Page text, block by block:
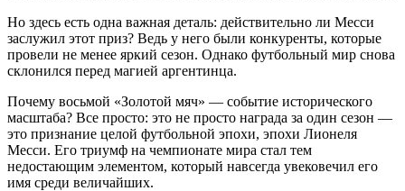
Но здесь есть одна важная деталь: действительно ли Месси
заслужил этот приз? Ведь у него были конкуренты, которые
провели не менее яркий сезон. Однако футбольный мир снова
склонился перед магией аргентинца.
Почему восьмой «Золотой мяч» — событие исторического
масштаба? Все просто: это не просто награда за один сезон —
это признание целой футбольной эпохи, эпохи Лионеля
Месси. Его триумф на чемпионате мира стал тем
недостающим элементом, который навсегда увековечил его
имя среди величайших.